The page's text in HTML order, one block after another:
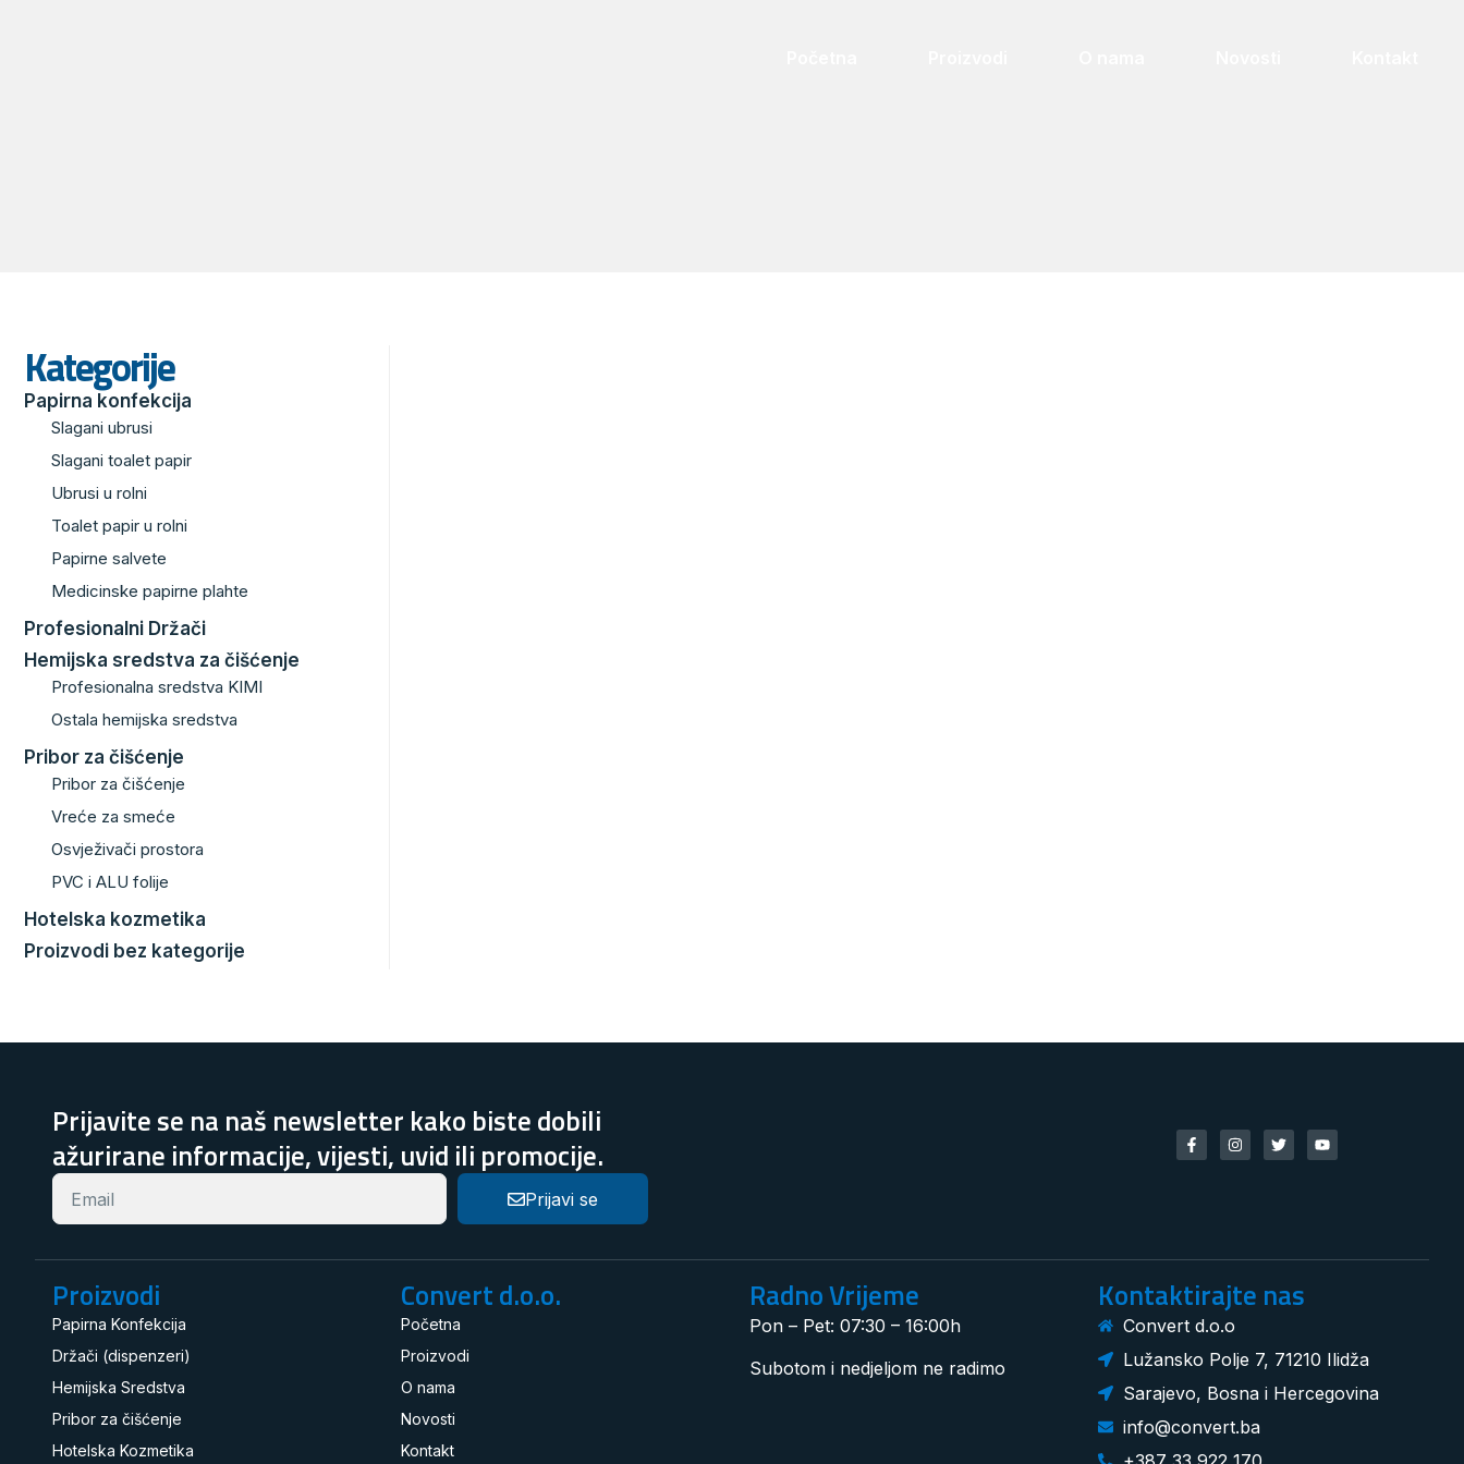
Kategorije
Papirna konfekcija
Slagani ubrusi
Slagani toalet papir
Ubrusi u rolni
Toalet papir u rolni
Papirne salvete
Medicinske papirne plahte
Profesionalni Držači
Hemijska sredstva za čišćenje
Profesionalna sredstva KIMI
Ostala hemijska sredstva
Pribor za čišćenje
Pribor za čišćenje
Vreće za smeće
Osvježivači prostora
PVC i ALU folije
Hotelska kozmetika
Proizvodi bez kategorije
Prijavite se na naš newsletter kako biste dobili
ažurirane informacije, vijesti, uvid ili promocije.
Prijavi se
Proizvodi
Papirna Konfekcija
Držači (dispenzeri)
Hemijska Sredstva
Pribor za čišćenje
Hotelska Kozmetika
Convert d.o.o.
Početna
Proizvodi
O nama
Novosti
Kontakt
Radno Vrijeme
Pon – Pet: 07:30 – 16:00h
Subotom i nedjeljom ne radimo
Kontaktirajte nas
Convert d.o.o
Lužansko Polje 7, 71210 Ilidža
Sarajevo, Bosna i Hercegovina
info@convert.ba